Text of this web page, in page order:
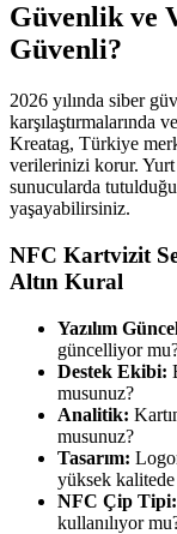
Güvenlik ve
Güvenli?
2026 yılında siber
karşılaştırmalarında
Kreatag, Türkiye
verilerinizi korur. Yurt
sunucularda
yaşayabilirsiniz.
NFC Kartvizit
Altın Kural
Yazılım
güncelliyor
Destek Ekibi:
musunuz?
Analitik:
musunuz?
Tasarım:
yüksek
NFC Çip Tipi:
kullanılıyor